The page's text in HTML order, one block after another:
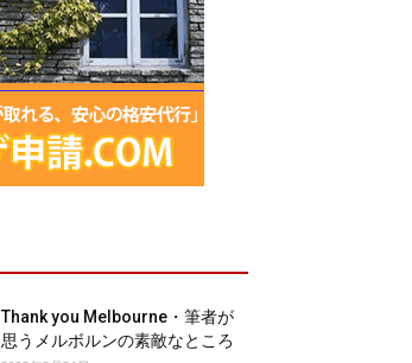
Thank you Melbourne・筆者が
思うメルボルンの素敵なところ